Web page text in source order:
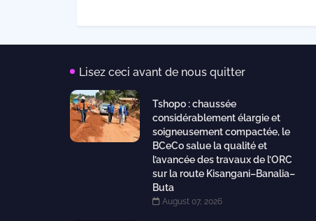
Lisez ceci avant de nous quitter
Tshopo : chaussée
considérablement élargie et
soigneusement compactée, le
BCeCo salue la qualité et
l’avancée des travaux de l’ORC
sur la route Kisangani–Banalia–
Buta
August 07, 2026